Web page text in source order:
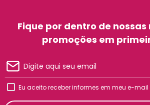
Fique por dentro de
promoções em
Eu aceito receber informes em meu e-mail